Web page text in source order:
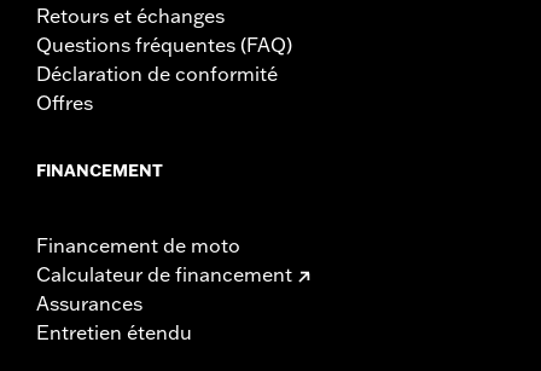
Retours et échanges
Questions fréquentes (FAQ)
Déclaration de conformité
Offres
FINANCEMENT
Financement de moto
Calculateur de financement
Assurances
Entretien étendu